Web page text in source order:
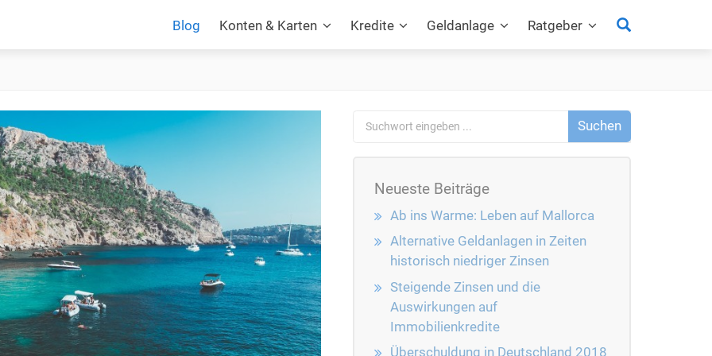
Blog Konten & Karten Kredite Geldanlage Ratgeber
Neueste Beiträge
Ab ins Warme: Leben auf Mallorca
Alternative Geldanlagen in Zeiten
historisch niedriger Zinsen
Steigende Zinsen und die
Auswirkungen auf
Immobilienkredite
Überschuldung in Deutschland 2018